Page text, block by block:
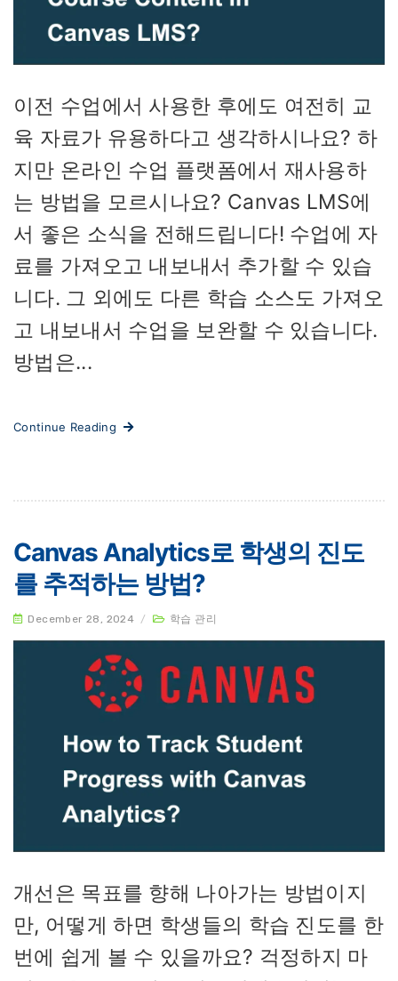
이전 수업에서 사용한 후에도 여전히 교
육 자료가 유용하다고 생각하시나요? 하
지만 온라인 수업 플랫폼에서 재사용하
는 방법을 모르시나요? Canvas LMS에
서 좋은 소식을 전해드립니다! 수업에 자
료를 가져오고 내보내서 추가할 수 있습
니다. 그 외에도 다른 학습 소스도 가져오
고 내보내서 수업을 보완할 수 있습니다.
방법은...
Continue Reading
Canvas Analytics로 학생의 진도
를 추적하는 방법?
December 28, 2024 / 학습 관리
개선은 목표를 향해 나아가는 방법이지
만, 어떻게 하면 학생들의 학습 진도를 한
번에 쉽게 볼 수 있을까요? 걱정하지 마